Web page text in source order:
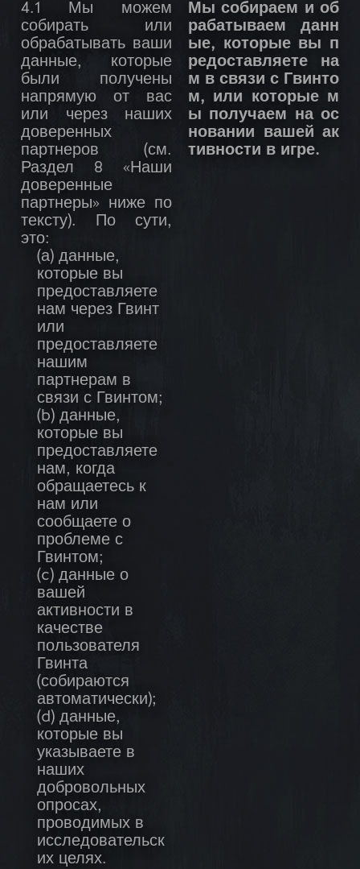
4.1 Мы можем
собирать или
обрабатывать ваши
данные, которые
были получены
напрямую от вас
или через наших
доверенных
партнеров (см.
Раздел 8 «Наши
доверенные
партнеры» ниже по
тексту). По сути,
это:
(а) данные,
которые вы
предоставляете
нам через Гвинт
или
предоставляете
нашим
партнерам в
связи с Гвинтом;
(b) данные,
которые вы
предоставляете
нам, когда
обращаетесь к
нам или
сообщаете о
проблеме с
Гвинтом;
(c) данные о
вашей
активности в
качестве
пользователя
Гвинта
(собираются
автоматически);
(d) данные,
которые вы
указываете в
наших
добровольных
опросах,
проводимых в
исследовательск
их целях.
Мы собираем и об
рабатываем данн
ые, которые вы п
редоставляете на
м в связи с Гвинто
м, или которые м
ы получаем на ос
новании вашей ак
тивности в игре.